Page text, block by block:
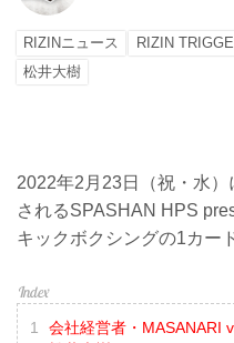
RIZINニュース RIZIN
松井大樹
2022年2月23日（祝・水
されるSPASHAN HPS
キックボクシングの1カー
会社経営者・MASANARI